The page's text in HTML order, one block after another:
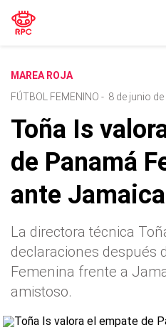
MAREA ROJA
FÚTBOL FEMENINO - 8 de junio
Toña Is
de Panamá
ante Jamaica
La directora técnica
declaraciones después
Femenina frente a
amistoso.